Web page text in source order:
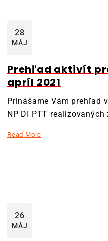
28
MÁJ
Prehľad aktivít
apríl 2021
Prinášame Vám prehľad
NP DI PTT realizovaných
Read More
26
MÁJ